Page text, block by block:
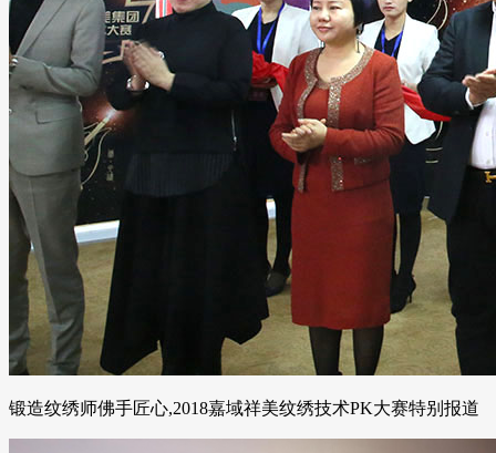
锻造纹绣师佛手匠心,2018嘉域祥美纹绣技术PK大赛特别报道